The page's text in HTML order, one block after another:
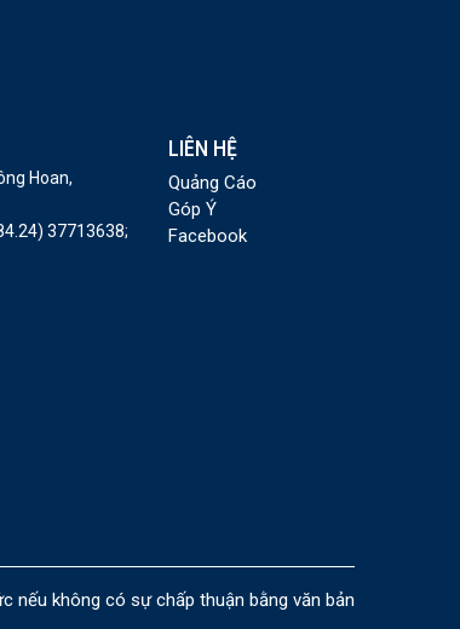
Hoan,
37713638;
LIÊN HỆ
Quảng Cáo
Góp Ý
Facebook
nếu không có sự chấp thuận bằng văn bản